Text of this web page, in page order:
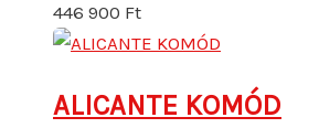
446 900 Ft
ALICANTE KOMÓD